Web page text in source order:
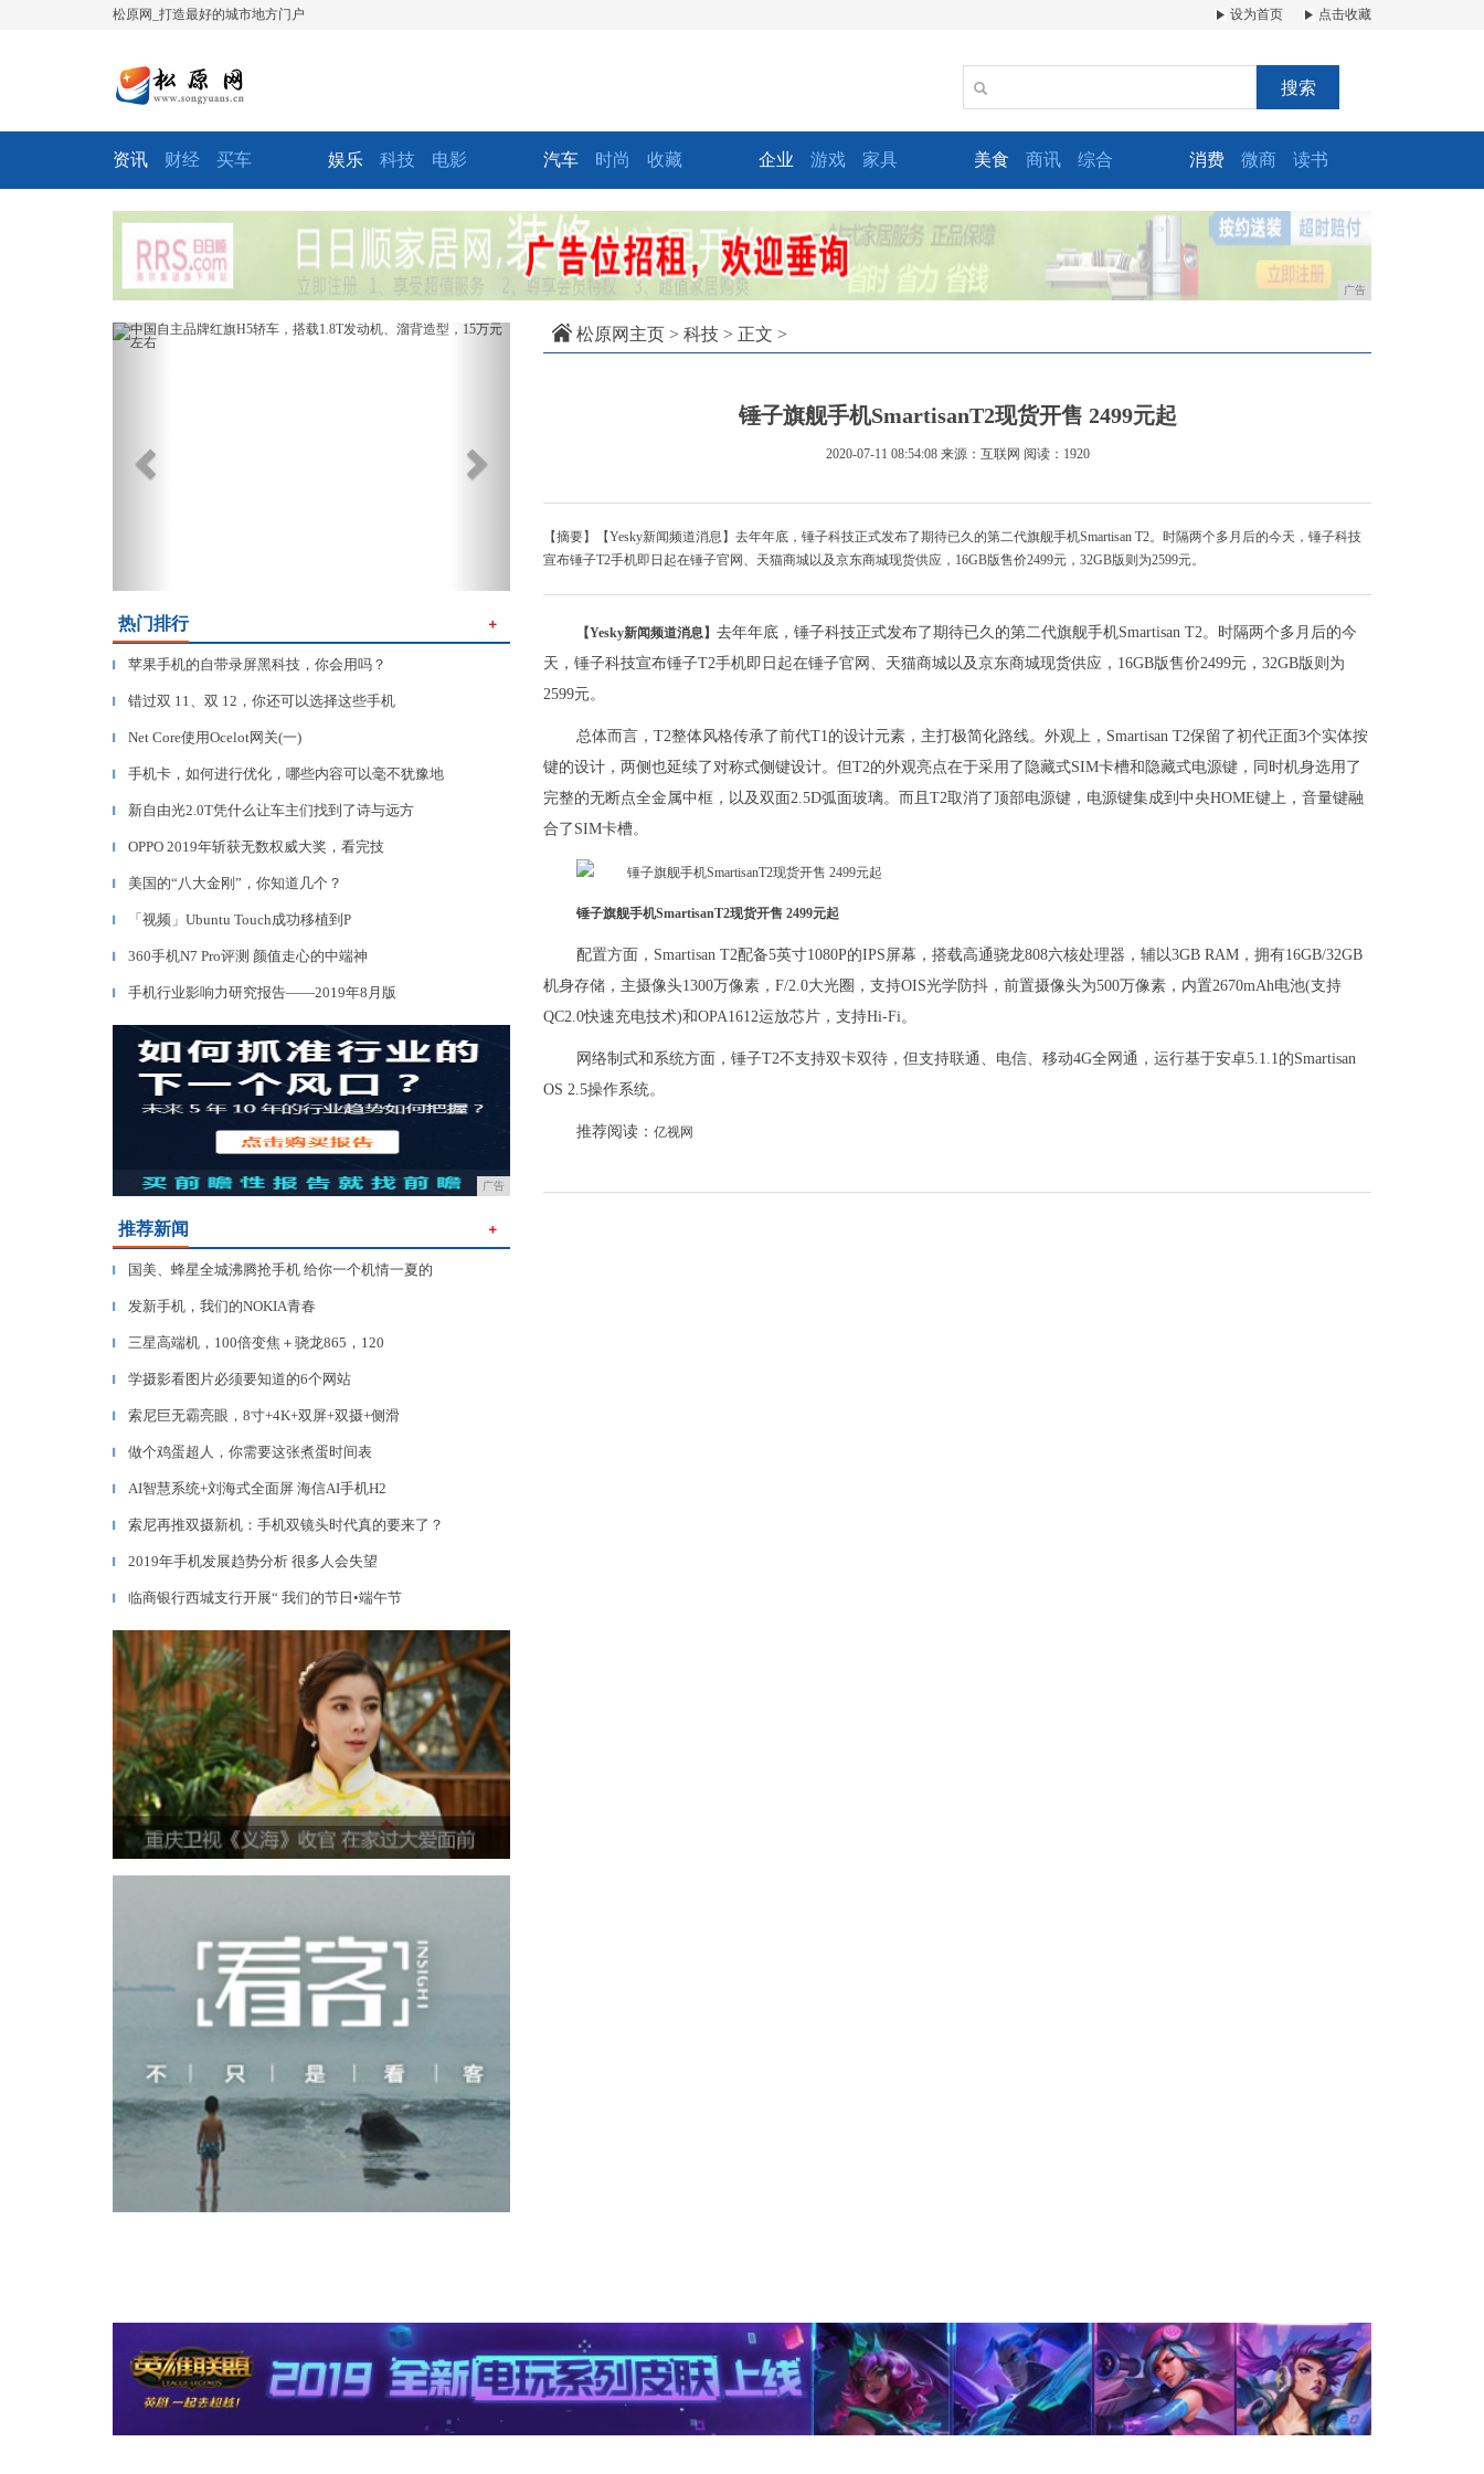
松原网_打造最好的城市地方门户 设为首页 点击收藏
搜索
资讯 财经 买车 娱乐 科技 电影 汽车 时尚 收藏 企业 游戏 家具 美食 商讯 综合 消费 微商 读书
广告
Previous Next
热门排行 ＋
▎ 苹果手机的自带录屏黑科技，你会用吗？
▎ 错过双 11、双 12，你还可以选择这些手机
▎ Net Core使用Ocelot网关(一)
▎ 手机卡，如何进行优化，哪些内容可以毫不犹豫地
▎ 新自由光2.0T凭什么让车主们找到了诗与远方
▎ OPPO 2019年斩获无数权威大奖，看完技
▎ 美国的“八大金刚”，你知道几个？
▎ 「视频」Ubuntu Touch成功移植到P
▎ 360手机N7 Pro评测 颜值走心的中端神
▎ 手机行业影响力研究报告——2019年8月版
广告
推荐新闻 ＋
▎ 国美、蜂星全城沸腾抢手机 给你一个机情一夏的
▎ 发新手机，我们的NOKIA青春
▎ 三星高端机，100倍变焦＋骁龙865，120
▎ 学摄影看图片必须要知道的6个网站
▎ 索尼巨无霸亮眼，8寸+4K+双屏+双摄+侧滑
▎ 做个鸡蛋超人，你需要这张煮蛋时间表
▎ AI智慧系统+刘海式全面屏 海信AI手机H2
▎ 索尼再推双摄新机：手机双镜头时代真的要来了？
▎ 2019年手机发展趋势分析 很多人会失望
▎ 临商银行西城支行开展“ 我们的节日•端午节
松原网主页 > 科技 > 正文 >
锤子旗舰手机SmartisanT2现货开售 2499元起
2020-07-11 08:54:08 来源：互联网 阅读：1920
【摘要】【Yesky新闻频道消息】去年年底，锤子科技正式发布了期待已久的第二代旗舰手机Smartisan T2。时隔两个多月后的今天，锤子科技
宣布锤子T2手机即日起在锤子官网、天猫商城以及京东商城现货供应，16GB版售价2499元，32GB版则为2599元。
【Yesky新闻频道消息】 去年年底，锤子科技正式发布了期待已久的第二代旗舰手机Smartisan T2。时隔两个多月后的今
天，锤子科技宣布锤子T2手机即日起在锤子官网、天猫商城以及京东商城现货供应，16GB版售价2499元，32GB版则为
2599元。
总体而言，T2整体风格传承了前代T1的设计元素，主打极简化路线。外观上，Smartisan T2保留了初代正面3个实体按
键的设计，两侧也延续了对称式侧键设计。但T2的外观亮点在于采用了隐藏式SIM卡槽和隐藏式电源键，同时机身选用了
完整的无断点全金属中框，以及双面2.5D弧面玻璃。而且T2取消了顶部电源键，电源键集成到中央HOME键上，音量键融
合了SIM卡槽。
锤子旗舰手机SmartisanT2现货开售 2499元起
配置方面，Smartisan T2配备5英寸1080P的IPS屏幕，搭载高通骁龙808六核处理器，辅以3GB RAM，拥有16GB/32GB
机身存储，主摄像头1300万像素，F/2.0大光圈，支持OIS光学防抖，前置摄像头为500万像素，内置2670mAh电池(支持
QC2.0快速充电技术)和OPA1612运放芯片，支持Hi-Fi。
网络制式和系统方面，锤子T2不支持双卡双待，但支持联通、电信、移动4G全网通，运行基于安卓5.1.1的Smartisan
OS 2.5操作系统。
推荐阅读： 亿视网